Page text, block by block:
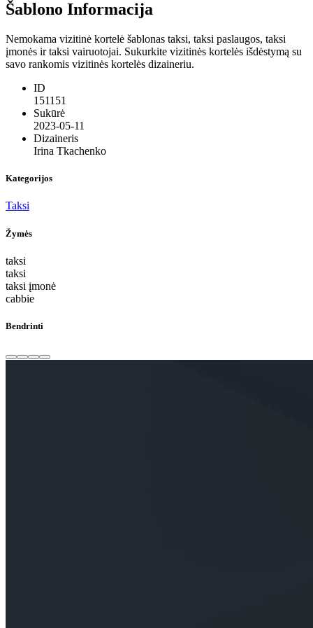
Šablono Informacija
Nemokama vizitinė kortelė šablonas taksi, taksi paslaugos, taksi
įmonės ir taksi vairuotojai. Sukurkite vizitinės kortelės išdėstymą su
savo rankomis vizitinės kortelės dizaineriu.
ID
151151
Sukūrė
2023-05-11
Dizaineris
Irina Tkachenko
Kategorijos
Taksi
Žymės
taksi
taksi
taksi įmonė
cabbie
Bendrinti